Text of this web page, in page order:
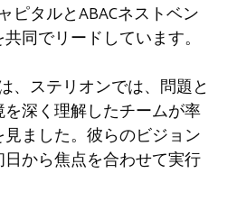
ピタルとABACネストベン
同でリードしています。
、ステリオンでは、問題と
深く理解したチームが率
ました。彼らのビジョン
から焦点を合わせて実行